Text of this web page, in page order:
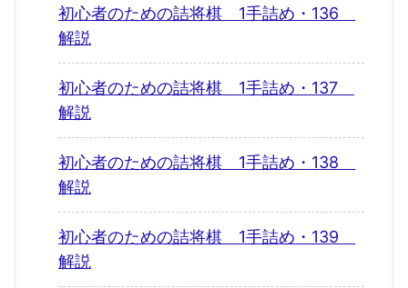
初心者のための詰将棋 1手詰め・136
解説
初心者のための詰将棋 1手詰め・137
解説
初心者のための詰将棋 1手詰め・138
解説
初心者のための詰将棋 1手詰め・139
解説